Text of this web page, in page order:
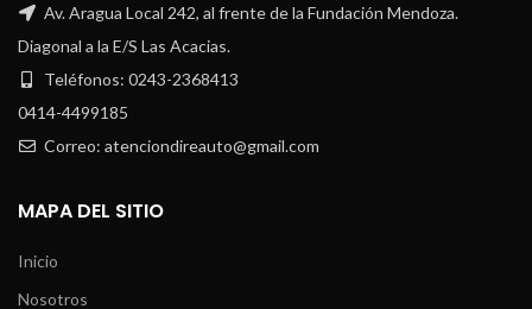
Av. Aragua Local 242, al frente de la Fundación Mendoza.
Diagonal a la E/S Las Acacias.
Teléfonos: 0243-2368413
0414-4499185
Correo: atenciondireauto@gmail.com
MAPA DEL SITIO
Inicio
Nosotros